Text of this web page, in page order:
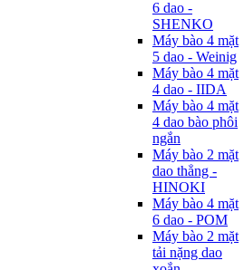
6 dao -
SHENKO
Máy bào 4 mặt
5 dao - Weinig
Máy bào 4 mặt
4 dao - IIDA
Máy bào 4 mặt
4 dao bào phôi
ngắn
Máy bào 2 mặt
dao thẳng -
HINOKI
Máy bào 4 mặt
6 dao - POM
Máy bào 2 mặt
tải nặng dao